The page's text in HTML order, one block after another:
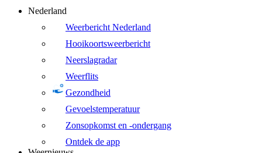
Nederland
Weerbericht Nederland
Hooikoortsweerbericht
Neerslagradar
Weerflits
Gezondheid
Gevoelstemperatuur
Zonsopkomst en -ondergang
Ontdek de app